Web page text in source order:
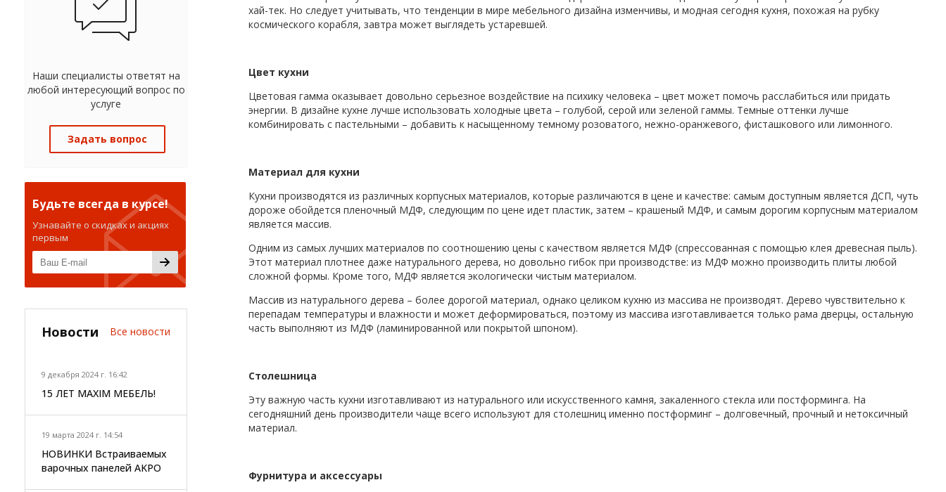
Наши специалисты ответят на
любой интересующий вопрос по
услуге
Задать вопрос
Будьте всегда в курсе!
Узнавайте о скидках и акциях
первым
Новости Все новости
9 декабря 2024 г. 16:42
15 ЛЕТ MAXIM МЕБЕЛЬ!
19 марта 2024 г. 14:54
НОВИНКИ Встраиваемых
варочных панелей AKPO
хай-тек. Но следует учитывать, что тенденции в мире мебельного дизайна изменчивы, и модная сегодня кухня, похожая на рубку
космического корабля, завтра может выглядеть устаревшей.
Цвет кухни
Цветовая гамма оказывает довольно серьезное воздействие на психику человека – цвет может помочь расслабиться или придать
энергии. В дизайне кухне лучше использовать холодные цвета – голубой, серой или зеленой гаммы. Темные оттенки лучше
комбинировать с пастельными – добавить к насыщенному темному розоватого, нежно-оранжевого, фисташкового или лимонного.
Материал для кухни
Кухни производятся из различных корпусных материалов, которые различаются в цене и качестве: самым доступным является ДСП, чуть
дороже обойдется пленочный МДФ, следующим по цене идет пластик, затем – крашеный МДФ, и самым дорогим корпусным материалом
является массив.
Одним из самых лучших материалов по соотношению цены с качеством является МДФ (спрессованная с помощью клея древесная пыль).
Этот материал плотнее даже натурального дерева, но довольно гибок при производстве: из МДФ можно производить плиты любой
сложной формы. Кроме того, МДФ является экологически чистым материалом.
Массив из натурального дерева – более дорогой материал, однако целиком кухню из массива не производят. Дерево чувствительно к
перепадам температуры и влажности и может деформироваться, поэтому из массива изготавливается только рама дверцы, остальную
часть выполняют из МДФ (ламинированной или покрытой шпоном).
Столешница
Эту важную часть кухни изготавливают из натурального или искусственного камня, закаленного стекла или постформинга. На
сегодняшний день производители чаще всего используют для столешниц именно постформинг – долговечный, прочный и нетоксичный
материал.
Фурнитура и аксессуары